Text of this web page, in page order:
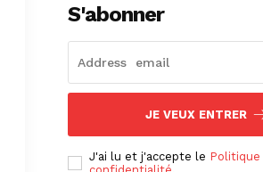
S'abonner
JE VEUX ENTRER
J'ai lu et j'accepte le Politique